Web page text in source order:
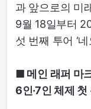
과 앞으로의 미
9월 18일부터
섯 번째 투어 ‘
■ 메인 래퍼 마
6인·7인 체제 첫